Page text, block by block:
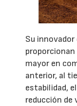
Su
mayor en
anterior, al
estabilidad,
reducción de